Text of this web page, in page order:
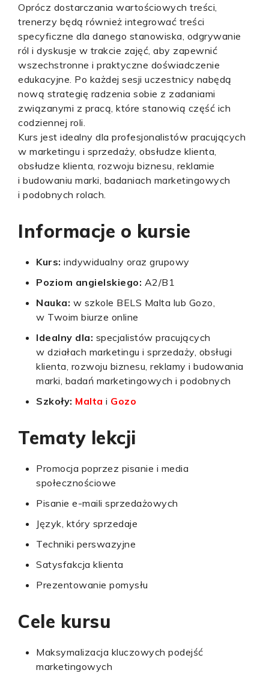
Oprócz dostarczania wartościowych treści,
trenerzy będą również integrować treści
specyficzne dla danego stanowiska, odgrywanie
ról i dyskusje w trakcie zajęć, aby zapewnić
wszechstronne i praktyczne doświadczenie
edukacyjne. Po każdej sesji uczestnicy nabędą
nową strategię radzenia sobie z zadaniami
związanymi z pracą, które stanowią część ich
codziennej roli.
Kurs jest idealny dla profesjonalistów pracujących
w marketingu i sprzedaży, obsłudze klienta,
obsłudze klienta, rozwoju biznesu, reklamie
i budowaniu marki, badaniach marketingowych
i podobnych rolach.
Informacje o kursie
Kurs: indywidualny oraz grupowy
Poziom angielskiego: A2/B1
Nauka: w szkole BELS Malta lub Gozo,
w Twoim biurze online
Idealny dla: specjalistów pracujących
w działach marketingu i sprzedaży, obsługi
klienta, rozwoju biznesu, reklamy i budowania
marki, badań marketingowych i podobnych
Szkoły: Malta i Gozo
Tematy lekcji
Promocja poprzez pisanie i media
społecznościowe
Pisanie e-maili sprzedażowych
Język, który sprzedaje
Techniki perswazyjne
Satysfakcja klienta
Prezentowanie pomysłu
Cele kursu
Maksymalizacja kluczowych podejść
marketingowych